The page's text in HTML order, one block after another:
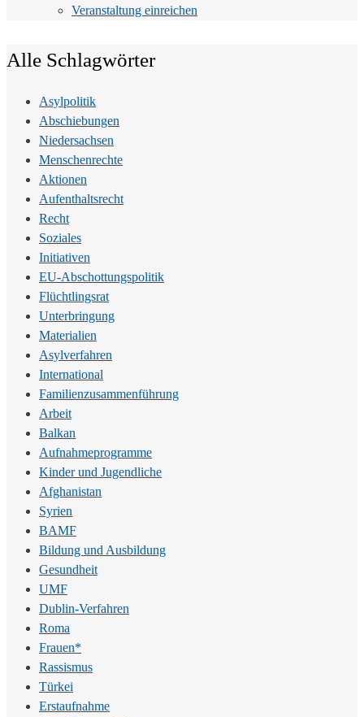
Veranstaltung einreichen
Alle Schlagwörter
Asylpolitik
Abschiebungen
Niedersachsen
Menschenrechte
Aktionen
Aufenthaltsrecht
Recht
Soziales
Initiativen
EU-Abschottungspolitik
Flüchtlingsrat
Unterbringung
Materialien
Asylverfahren
International
Familienzusammenführung
Arbeit
Balkan
Aufnahmeprogramme
Kinder und Jugendliche
Afghanistan
Syrien
BAMF
Bildung und Ausbildung
Gesundheit
UMF
Dublin-Verfahren
Roma
Frauen*
Rassismus
Türkei
Erstaufnahme